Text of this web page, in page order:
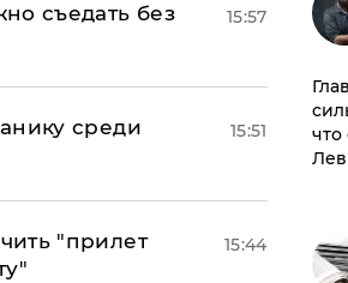
съедать без
15:57
среди
15:51
"прилет
15:44
что